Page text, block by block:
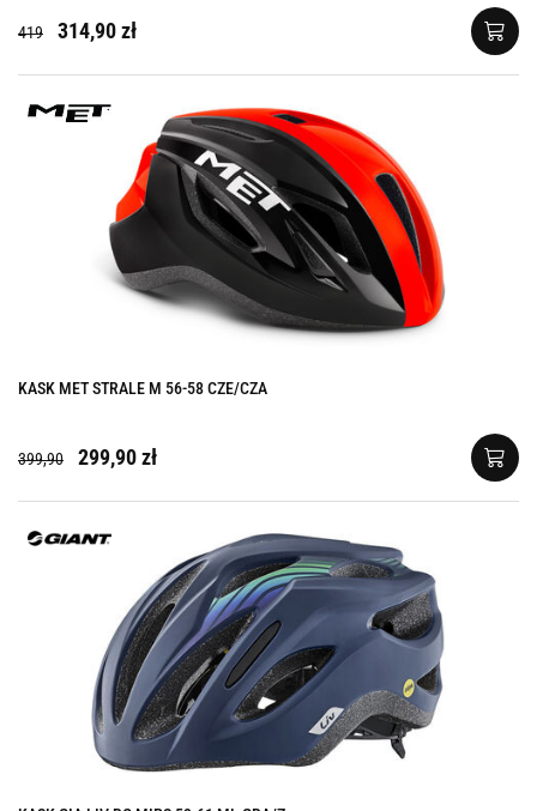
419 314,90 zł
KASK MET STRALE M 56-58 CZE/CZA
399,90 299,90 zł